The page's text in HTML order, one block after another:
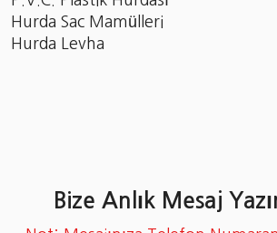
Hurda Sac Mamülleri
Hurda Levha
Bize Anlık Mesaj